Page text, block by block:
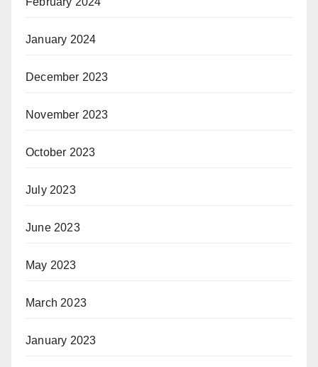
January 2024
December 2023
November 2023
October 2023
July 2023
June 2023
May 2023
March 2023
January 2023